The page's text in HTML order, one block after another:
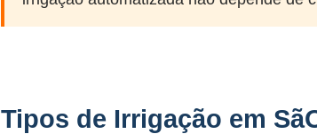
Tipos de Irrigação em